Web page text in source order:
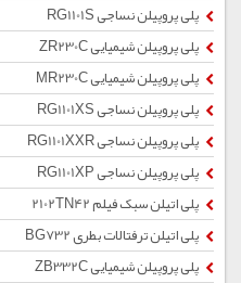
پلی پروپیلن نساجی RG1101S
پلی پروپیلن شیمیایی ZR230C
پلی پروپیلن شیمیایی MR230C
پلی پروپیلن نساجی RG1101XS
پلی پروپیلن نساجی RG1101XXR
پلی پروپیلن نساجی RG1101XP
پلی اتیلن سبک فیلم 2102TN42
پلی اتیلن ترفتالات بطری BG732
پلی پروپیلن شیمیایی ZB332C